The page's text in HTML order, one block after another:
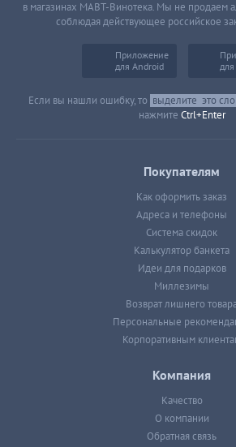
в магазинах МАВТ-Винотека. Мы не продаем
соблюдая действующее российское
Приложение
для Android
для
Если вы нашли ошибку, то выделите это
нажмите Ctrl+Enter
Покупателям
Как оформить заказ
Адреса и телефоны
Система скидок
Калькулятор банкета
Идеи для подарков
Миллезимы
Возврат лишнего
Персональные
Корпоративным
Компания
Качество
О компании
Обратная связь